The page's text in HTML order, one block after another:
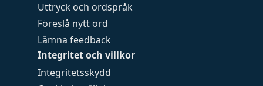
Uttryck och ordspråk
Föreslå nytt ord
Lämna feedback
Integritet och villkor
Integritetsskydd